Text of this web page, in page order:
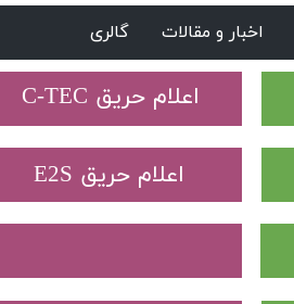
اخبار و مقالات گالری
​اعلام حریق C-TEC​​​​​​​
​اعلام حریق E2S